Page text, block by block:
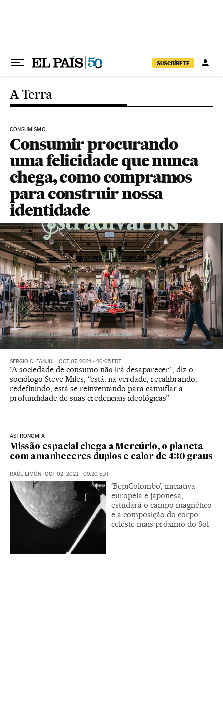
SUSCRÍBETE
A Terra
CONSUMISMO
Consumir procurando
uma felicidade que nunca
chega, como compramos
para construir nossa
identidade
SERGIO C. FANJUL OCT 07, 2021 - 20:05 EDT
“A sociedade de consumo não irá desaparecer”, diz o
sociólogo Steve Miles, “está, na verdade, recalibrando,
redefinindo, está se reinventando para camuflar a
profundidade de suas credenciais ideológicas”
ASTRONOMIA
Missão espacial chega a Mercúrio, o planeta
com amanheceres duplos e calor de 430 graus
RAÚL LIMÓN OCT 02, 2021 - 09:20 EDT
‘BepiColombo’, iniciativa
europeia e japonesa,
estudará o campo magnético
e a composição do corpo
celeste mais próximo do Sol